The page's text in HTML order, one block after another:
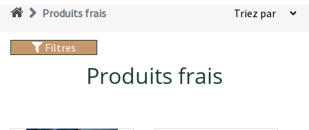
Produits frais
Filtres
Produits frais